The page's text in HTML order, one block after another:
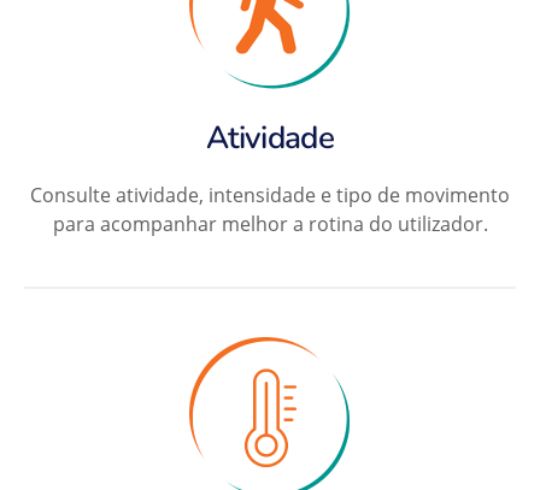
Atividade
Consulte atividade, intensidade e tipo de movimento
para acompanhar melhor a rotina do utilizador.